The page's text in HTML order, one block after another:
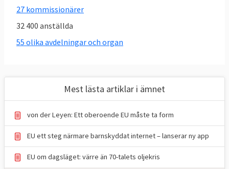
Att förvalta och genomföra EU:s politik
och budget.
Att verkställa och övervaka den
till att EU-lagarna efterlevs.
Att företräda EU i internationella
sammanhang.
Kommissionärerna företräder EU
Kommissionen består av en kommissionär
från varje medlemsland. Dessa personer
27 kommissionärer
32 400 anställda
55 olika avdelningar och organ
Mest lästa artiklar i ämnet
von der Leyen: Ett oberoende EU måste ta form
EU ett steg närmare barnskyddat internet – lanserar ny app
EU om dagsläget: värre än 70-talets oljekris